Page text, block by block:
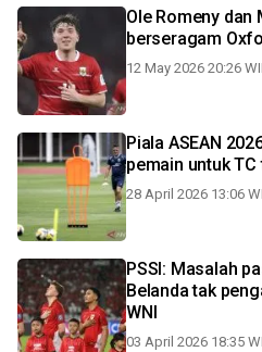
Ole Romeny dan
berseragam
12 May 2026 20:26
Piala ASEAN
pemain untuk
28 April 2026 13:06
PSSI: Masalah
Belanda tak pengaruhi statusnya sebagai
WNI
03 April 2026 18:35